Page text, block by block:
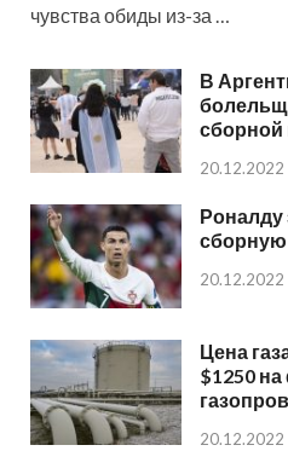
чувства обиды из-за …
В
сборной
20.12.2022
Роналду
сборную
20.12.2022
Цена
$1250
20.12.2022